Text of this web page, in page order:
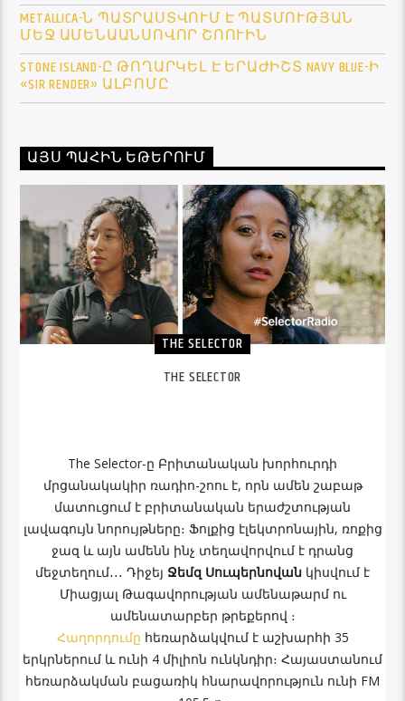
METALLICA-Ն ՊԱՏՐԱՍՏՎՈՒՄ Է ՊԱՏՄՈՒԹՅԱՆ
ՄԵՋ ԱՄԵՆԱԱՆՍՈՎՈՐ ՇՈՈՒԻՆ
STONE ISLAND-Ը ԹՈՂԱՐԿԵԼ Է ԵՐԱԺԻՇՏ NAVY BLUE-Ի
«SIR RENDER» ԱԼԲՈՄԸ
ԱՅՍ ՊԱՀԻՆ ԵԹԵՐՈՒՄ
THE SELECTOR
THE SELECTOR
The Selector-ը Բրիտանական խորհուրդի
մրցանակակիր ռադիո-շոու է, որն ամեն շաբաթ
մատուցում է բրիտանական երաժշտության
լավագույն նորույթները։ Ֆոլքից էլեկտրոնային, ռոքից
ջազ և այն ամենն ինչ տեղավորվում է դրանց
մեջտեղում․․․ Դիջեյ Ջեմզ Սուպերնովան կիսվում է
Միացյալ Թագավորության ամենաթարմ ու
ամենատարբեր թրեքերով ։
Հաղորդումը հեռարձակվում է աշխարհի 35
երկրներում և ունի 4 միլիոն ունկնդիր։ Հայաստանում
հեռարձակման բացառիկ հնարավորություն ունի FM